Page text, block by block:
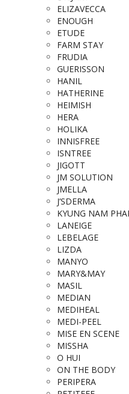
ELIZAVECCA
ENOUGH
ETUDE
FARM STAY
FRUDIA
GUERISSON
HANIL
HATHERINE
HEIMISH
HERA
HOLIKA
INNISFREE
ISNTREE
JIGOTT
JM SOLUTION
JMELLA
J’SDERMA
KYUNG NAM
LANEIGE
LEBELAGE
LIZDA
MANYO
MARY&MAY
MASIL
MEDIAN
MEDIHEAL
MEDI-PEEL
MISE EN SCENE
MISSHA
O HUI
ON THE BODY
PERIPERA